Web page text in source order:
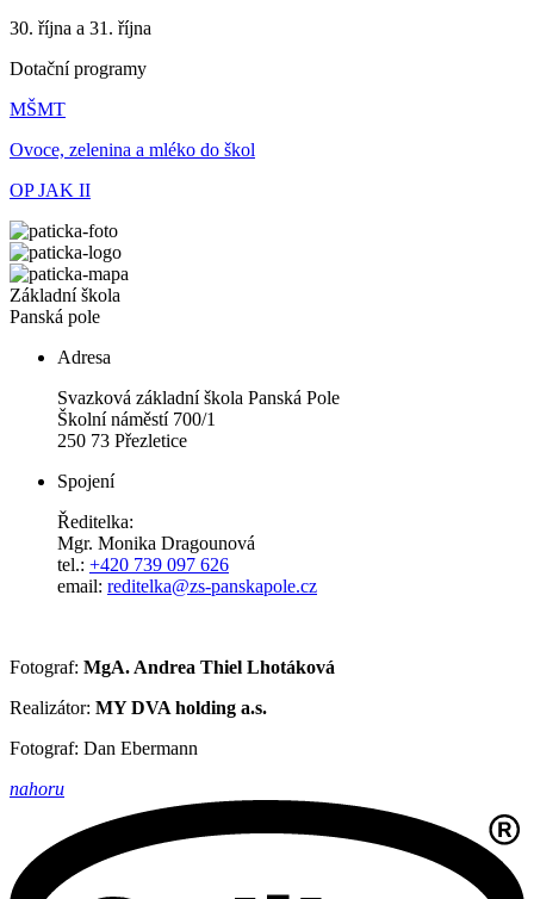
30. října a 31. října
Dotační programy
MŠMT
Ovoce, zelenina a mléko do škol
OP JAK II
Základní škola
Panská pole
Adresa
Svazková základní škola Panská Pole
Školní náměstí 700/1
250 73 Přezletice
Spojení
Ředitelka:
Mgr. Monika Dragounová
tel.: +420 739 097 626
email: reditelka@zs-panskapole.cz
Fotograf: MgA. Andrea Thiel Lhotáková
Realizátor: MY DVA holding a.s.
Fotograf: Dan Ebermann
nahoru